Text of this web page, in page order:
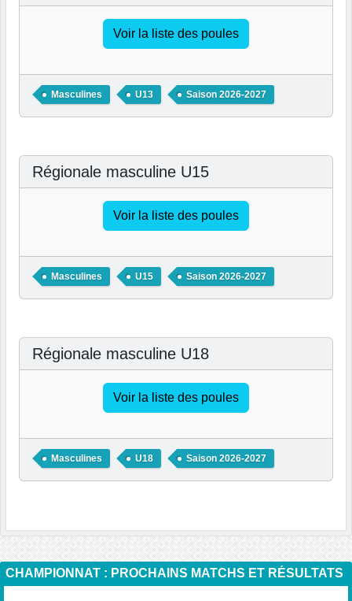
Voir la liste des poules
Masculines U13 Saison 2026-2027
Régionale masculine U15
Voir la liste des poules
Masculines U15 Saison 2026-2027
Régionale masculine U18
Voir la liste des poules
Masculines U18 Saison 2026-2027
CHAMPIONNAT : PROCHAINS MATCHS ET RÉSULTATS